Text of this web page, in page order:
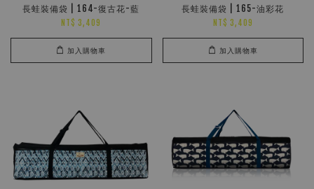
長蛙裝備袋 | 164-復古花-藍
NT$ 3,409
加入購物車
長蛙裝備袋 | 165-油彩花
NT$ 3,409
加入購物車